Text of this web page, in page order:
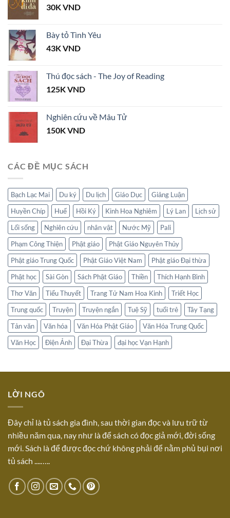
30KVND
Bày tỏ Tình Yêu
43KVND
Thú đọc sách - The Joy of Reading
125KVND
Nghiên cứu về Mâu Tử
150KVND
CÁC ĐỀ MỤC SÁCH
Bạch Lạc Mai Du ký Du lịch Giáo Dục
Giảng Luận
Huyền Chíp
Huế Hồi Ký Kinh Hoa Nghiêm Lý Lan
Lịch sử
Lối sống
Nghiên cứu nhân vật Nước Mỹ
Pali
Phạm Công Thiện
Phật giáo
Phật Giáo Nguyên Thủy
Phật giáo Trung Quốc
Phật Giáo Việt Nam
Phật giáo Đại thừa
Phật học
Sài Gòn Sách Phật Giáo Thiền
Thích Hạnh Bình
Thơ Văn
Tiểu Thuyết Trang Tử Nam Hoa Kinh
Triết Học
Trung quốc
Truyện Truyện ngắn Tuệ Sỹ tuổi trẻ
Tây Tạng
Tản văn
Văn hóa Văn Hóa Phật Giáo
Văn Hóa Trung Quốc
Văn Học
Điện Ảnh Đại Thừa đại học Vạn Hạnh
LỜI NGÕ
Đây chỉ là tủ sách gia đình, sau thời gian đọc và lưu trữ từ
nhiều năm qua, nay như là để sách có đọc giả mới, đời sống
mới. Sách là để được đọc chứ không phải để nằm phủ bụi nơi
tủ sách ....…..